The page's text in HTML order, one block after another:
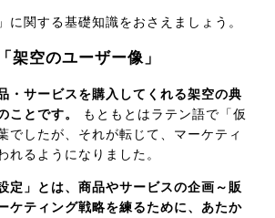
に関する基礎知識をおさえましょう。
架空のユーザー像」
・サービスを購入してくれる架空の典
ことです。
もともとはラテン語で「仮
でしたが、それが転じて、マーケティ
れるようになりました。
定」とは、商品やサービスの企画～販
ケティング戦略を練るために、あたか